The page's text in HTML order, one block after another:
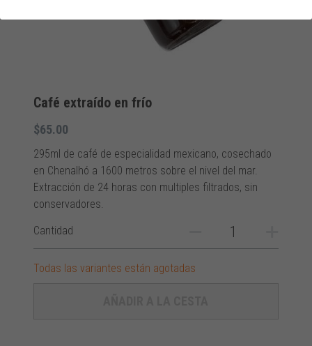
Café extraído en frío
$65.00
295ml de café de especialidad mexicano, cosechado
en Chenalhó a 1600 metros sobre el nivel del mar.
Extracción de 24 horas con multiples filtrados, sin
conservadores.
Cantidad
Todas las variantes están agotadas